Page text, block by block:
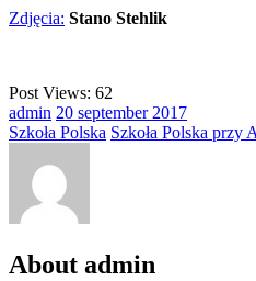
Zdjęcia: Stano Stehlik
Post Views: 62
admin 20 september 2017
Szkoła Polska Szkoła Polska przy
About admin